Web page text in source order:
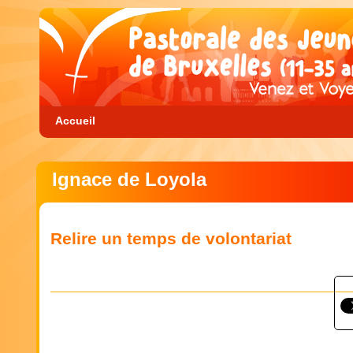
Accueil
Ignace de Loyola
Relire un temps de volontariat